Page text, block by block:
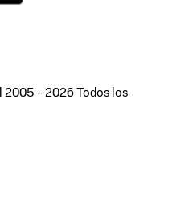
2005 - 2026 Todos los